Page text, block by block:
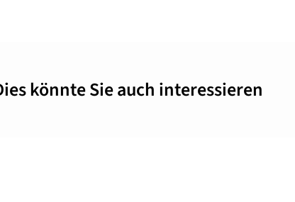
könnte Sie auch interessieren